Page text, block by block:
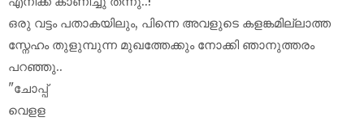
ഒരു വട്ടം പതാകയിലും, പിന്നെ അവളുടെ കളങ്കമില്ലാത്ത
സ്നേഹം തുളുമ്പുന്ന മുഖത്തേക്കും നോക്കി ഞാനുത്തരം
പറഞ്ഞു..
"ചോപ്പ്
വെളള